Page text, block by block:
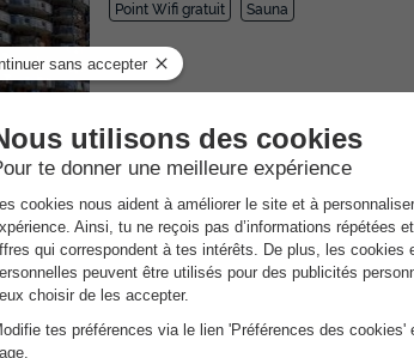
Point Wifi gratuit Sauna
Pierre & Vacances Residence
Rhône-alpes Avoriaz ]0, 1[ (49,3
Thones) -Voir sur la carte
Point Wifi gratuit